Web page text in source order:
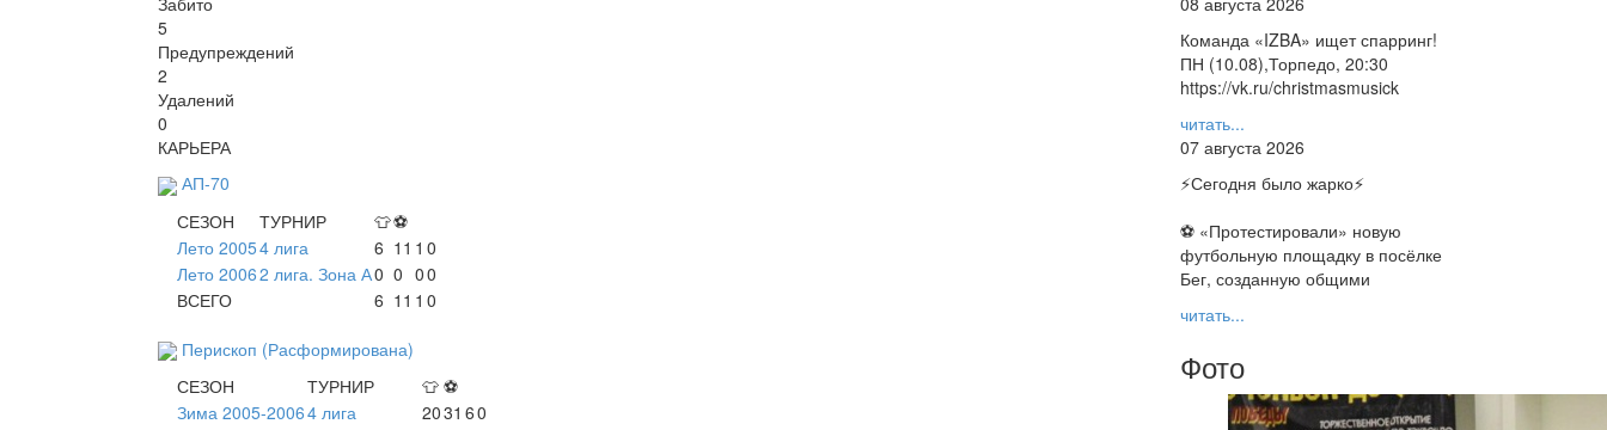
5
Предупреждений
2
Удалений
0
КАРЬЕРА
АП-70
СЕЗОН
ТУРНИР 👕⚽
Лето 20054 лига 6 11 1 0
Лето 20062 лига. Зона А0 0 00
ВСЕГО
6 11 1 0
Перископ (Расформирована)
СЕЗОН
ТУРНИР 👕 ⚽
Зима 2005-20064 лига 2031 60
Команда «IZBA» ищет спарринг!
ПН (10.08),Торпедо, 20:30
https://vk.ru/christmasmusick
читать...
07 августа 2026
⚡️Сегодня было жарко⚡️
⚽ ️«Протестировали» новую
футбольную площадку в посёлке
Бег, созданную общими
читать...
Фото